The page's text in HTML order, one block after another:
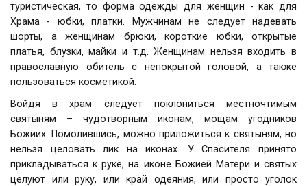
туристическая, то форма одежды для женщин - как для
Храма - юбки, платки. Мужчинам не следует надевать
шорты, а женщинам брюки, короткие юбки, открытые
платья, блузки, майки и т.д. Женщинам нельзя входить в
православную обитель с непокрытой головой, а также
пользоваться косметикой.
Войдя в храм следует поклониться местночтимым
святыням – чудотворным иконам, мощам угодников
Божиих. Помолившись, можно приложиться к святыням, но
нельзя целовать лик на иконах. У Спасителя принято
прикладываться к руке, на иконе Божией Матери и святых
целуют или руку, или край одеяния, или просто уголок